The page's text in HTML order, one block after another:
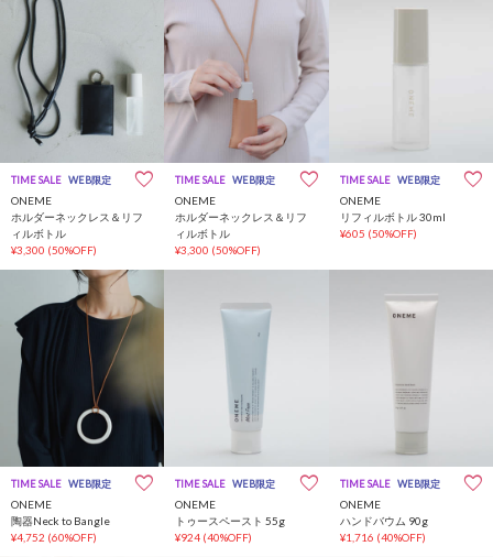
TIME SALE WEB限定
ONEME
ホルダーネックレス＆リフ
ィルボトル
¥3,300 (50%OFF)
TIME SALE WEB限定
ONEME
ホルダーネックレス＆リフ
ィルボトル
¥3,300 (50%OFF)
TIME SALE WEB限定
ONEME
リフィルボトル 30ml
¥605 (50%OFF)
TIME SALE WEB限定
ONEME
陶器Neck to Bangle
¥4,752 (60%OFF)
TIME SALE WEB限定
ONEME
トゥースペースト 55g
¥924 (40%OFF)
TIME SALE WEB限定
ONEME
ハンドバウム 90g
¥1,716 (40%OFF)